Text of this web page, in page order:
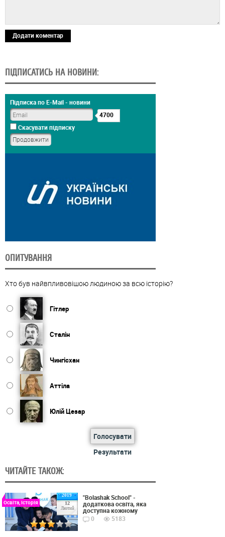
Додати коментар
ПІДПИСАТИСЬ НА НОВИНИ:
Підписка по E-Mail - новини
4700
Скасувати підписку
ОПИТУВАННЯ
Хто був найвпливовішою людиною за всю історію?
Гітлер
Сталін
Чингісхан
Аттіла
Юлій Цезар
Голосувати
Результати
ЧИТАЙТЕ ТАКОЖ:
2019
12
Лютий
Освіта, Історія
"Bolashak School" -
додаткова освіта, яка
доступна кожному
0
5183